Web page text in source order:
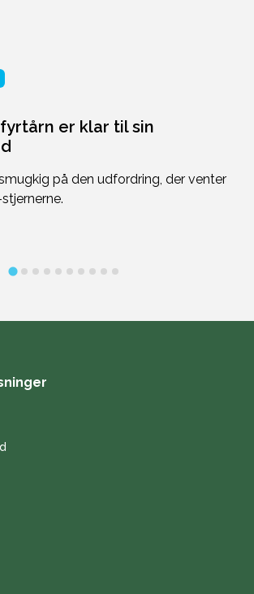
er klar til sin
på den udfordring, der venter